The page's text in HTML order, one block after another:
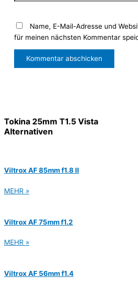
Name, E-Mail-Adresse und
für meinen nächsten Kommentar
Tokina 25mm T1.5 Vista
Alternativen
Viltrox AF 85mm f1.8 II
MEHR »
Viltrox AF 75mm f1.2
MEHR »
Viltrox AF 56mm f1.4